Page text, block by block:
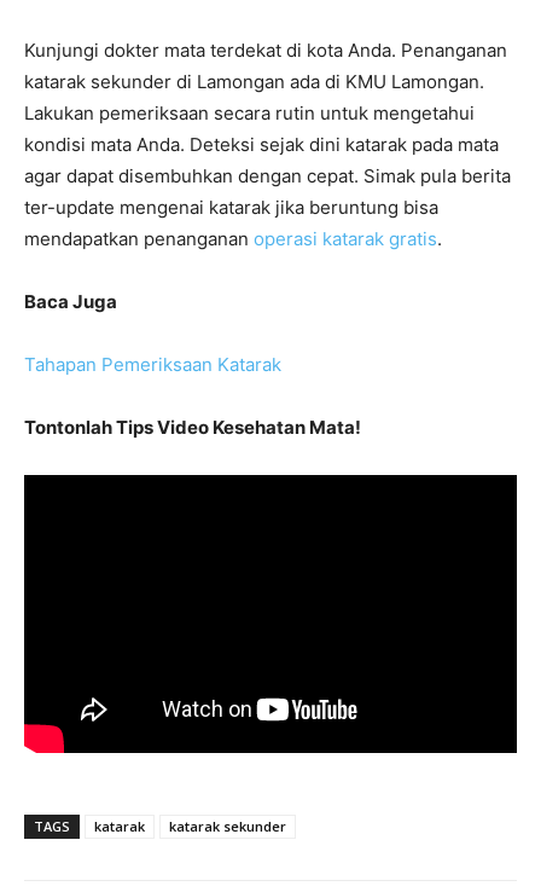
Kunjungi dokter mata terdekat di kota Anda. Penanganan
katarak sekunder di Lamongan ada di KMU Lamongan.
Lakukan pemeriksaan secara rutin untuk mengetahui
kondisi mata Anda. Deteksi sejak dini katarak pada mata
agar dapat disembuhkan dengan cepat. Simak pula berita
ter-update mengenai katarak jika beruntung bisa
mendapatkan penanganan operasi katarak gratis.
Baca Juga
Tahapan Pemeriksaan Katarak
Tontonlah Tips Video Kesehatan Mata!
TAGS katarak katarak sekunder